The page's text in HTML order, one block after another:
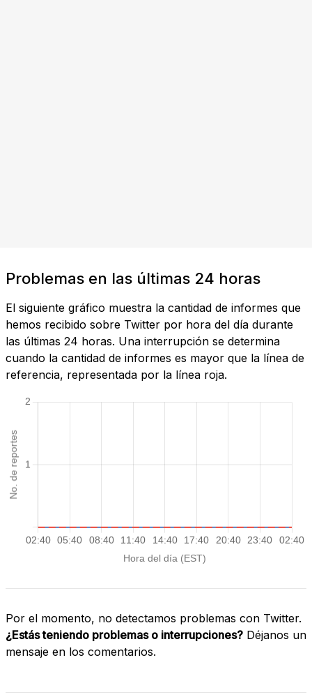
Problemas en las últimas 24 horas
El siguiente gráfico muestra la cantidad de informes que
hemos recibido sobre Twitter por hora del día durante
las últimas 24 horas. Una interrupción se determina
cuando la cantidad de informes es mayor que la línea de
referencia, representada por la línea roja.
Por el momento, no detectamos problemas con Twitter.
¿Estás teniendo problemas o interrupciones? Déjanos un
mensaje en los comentarios.